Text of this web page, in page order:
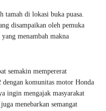
tamah di lokasi buka puasa.
disampaikan oleh pemuka
menambah makna
semakin mempererat
komunitas motor Honda
ingin mengajak masyarakat
menebarkan semangat